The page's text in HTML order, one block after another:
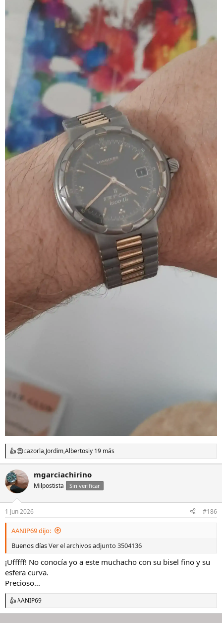
R
e
a
c
c
o
n
e
cazorla,Jordim,Albertosiy 19 más
mgarciachirino
Milpostista Sin verificar
1 Jun 2026 #186
AANIP69 dijo:
Buenos díasVer el archivos adjunto 3504136
¡Ufffff! No conocía yo a este muchacho con su bisel fino y su
esfera curva.
Precioso...
R
e
AANIP69